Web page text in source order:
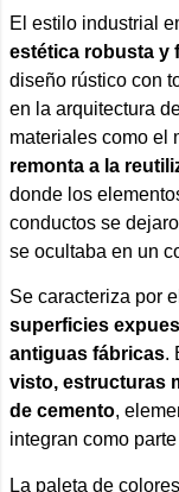
El estilo industrial
estética robusta y
diseño rústico con
en la arquitectura
materiales como el
remonta a la
donde los
conductos se
se ocultaba en un
Se caracteriza por el
superficies
antiguas fábricas.
visto, estructuras
de cemento,
integran como
La paleta de